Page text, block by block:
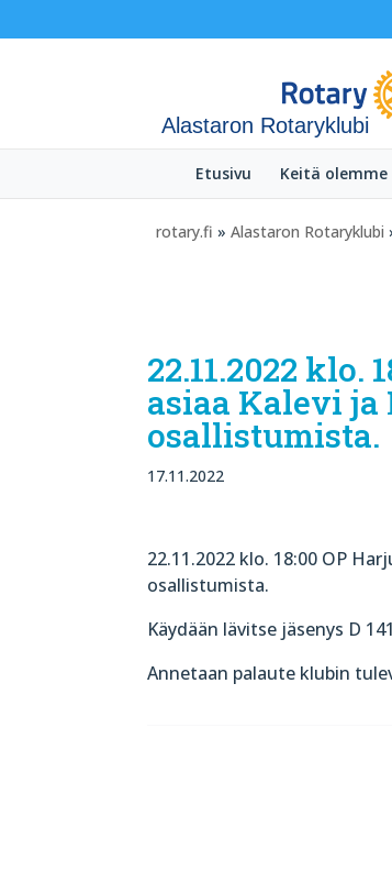
Alastaron Rotaryklubi
Etusivu Keitä olemme
rotary.fi » Alastaron Rotaryklubi
22.11.2022
asiaa Kalevi
osallistumista.
17.11.2022
22.11.2022 klo. 18:00 OP
osallistumista.
Käydään lävitse jäsenys D
Annetaan palaute klubin